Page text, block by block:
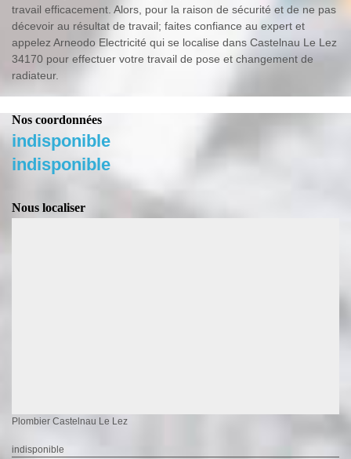
travail efficacement. Alors, pour la raison de sécurité et de ne pas
décevoir au résultat de travail; faites confiance au expert et
appelez Arneodo Electricité qui se localise dans Castelnau Le Lez
34170 pour effectuer votre travail de pose et changement de
radiateur.
Nos coordonnées
indisponible
indisponible
Nous localiser
Plombier Castelnau Le Lez
indisponible